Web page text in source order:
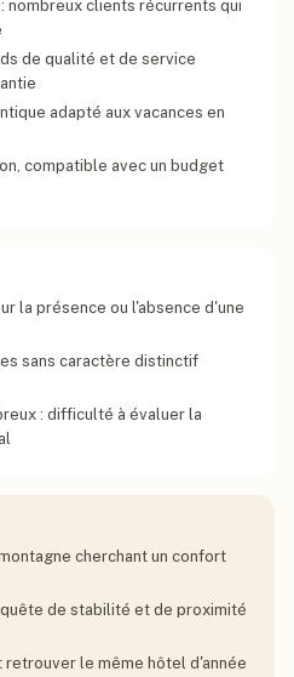
nombreux clients récurrents qui
de qualité et de service
adapté aux vacances en
compatible avec un budget
la présence ou l'absence d'une
sans caractère distinctif
: difficulté à évaluer la
cherchant un confort
de stabilité et de proximité
le même hôtel d'année